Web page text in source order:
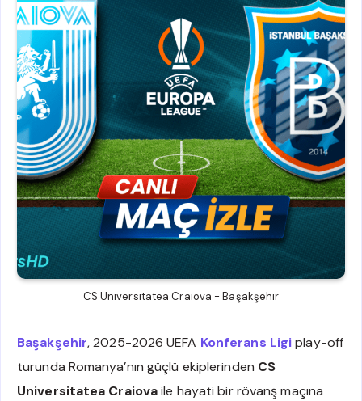
CS Universitatea Craiova - Başakşehir
Başakşehir, 2025-2026 UEFA Konferans Ligiplay-off
turunda Romanya’nın güçlü ekiplerinden CS
Universitatea Craiovaile hayati bir rövanş maçına